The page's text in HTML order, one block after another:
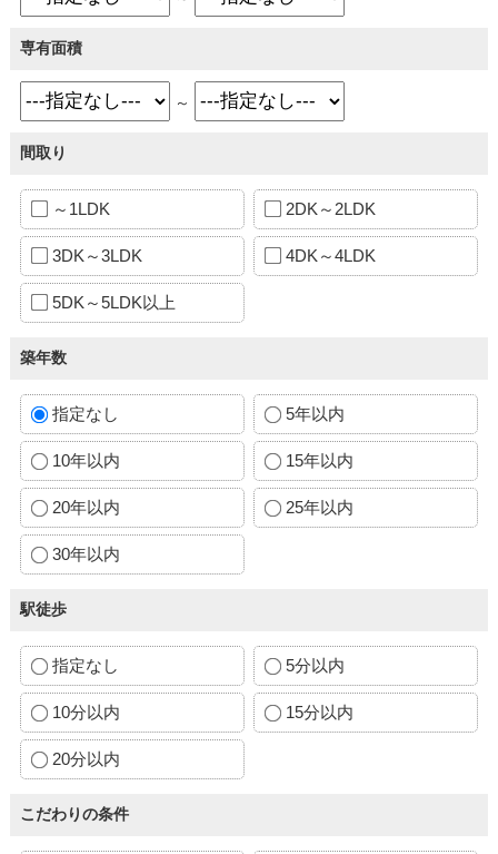
専有面積
～
間取り
～1LDK 2DK～2LDK
3DK～3LDK 4DK～4LDK
5DK～5LDK以上
築年数
指定なし 5年以内
10年以内 15年以内
20年以内 25年以内
30年以内
駅徒歩
指定なし 5分以内
10分以内 15分以内
20分以内
こだわりの条件